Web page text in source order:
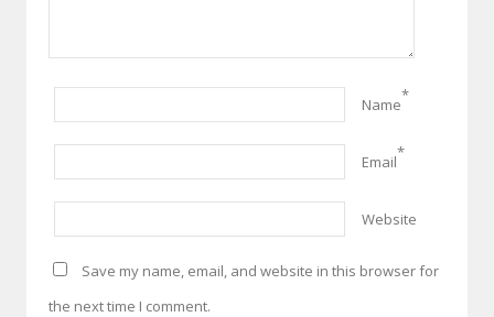
Name*
Email*
Website
Save my name, email, and website in this browser for
the next time I comment.